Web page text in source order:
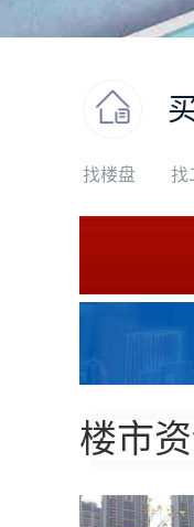
找楼盘 找
楼市